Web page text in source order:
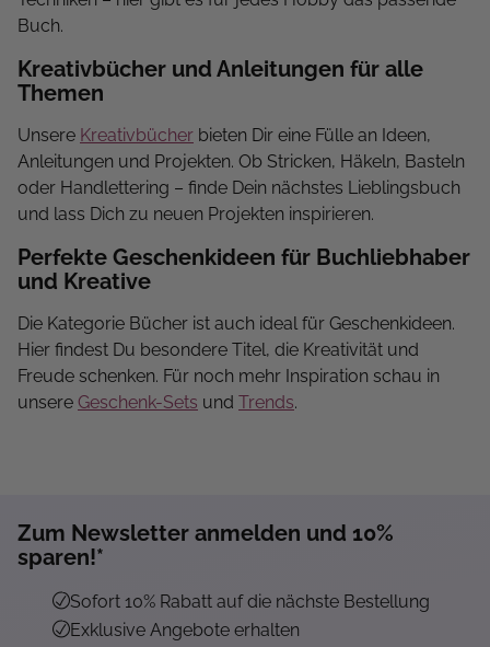
Buch.
Kreativbücher und Anleitungen für alle
Themen
Unsere Kreativbücher bieten Dir eine Fülle an Ideen,
Anleitungen und Projekten. Ob Stricken, Häkeln, Basteln
oder Handlettering – finde Dein nächstes Lieblingsbuch
und lass Dich zu neuen Projekten inspirieren.
Perfekte Geschenkideen für Buchliebhaber
und Kreative
Die Kategorie Bücher ist auch ideal für Geschenkideen.
Hier findest Du besondere Titel, die Kreativität und
Freude schenken. Für noch mehr Inspiration schau in
unsere Geschenk-Sets und Trends.
Zum Newsletter anmelden und 10%
sparen!*
Sofort 10% Rabatt auf die nächste Bestellung
Exklusive Angebote erhalten